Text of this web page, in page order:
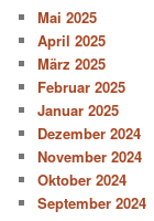
Mai 2025
April 2025
März 2025
Februar 2025
Januar 2025
Dezember 2024
November 2024
Oktober 2024
September 2024